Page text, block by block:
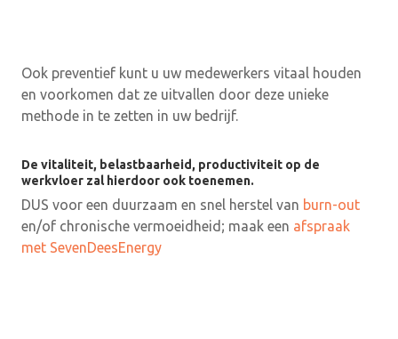
Ook preventief kunt u uw medewerkers vitaal houden
en voorkomen dat ze uitvallen door deze unieke
methode in te zetten in uw bedrijf.
De vitaliteit, belastbaarheid, productiviteit op de
werkvloer zal hierdoor ook toenemen.
DUS voor een duurzaam en snel herstel van burn-out
en/of chronische vermoeidheid; maak een afspraak
met SevenDeesEnergy